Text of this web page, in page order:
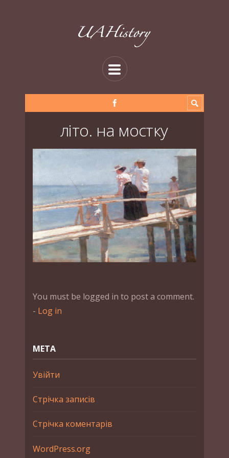
літо. на мостку
You must be logged in to post a comment.
- Log in
МЕТА
Увійти
Стрічка записів
Стрічка коментарів
WordPress.org